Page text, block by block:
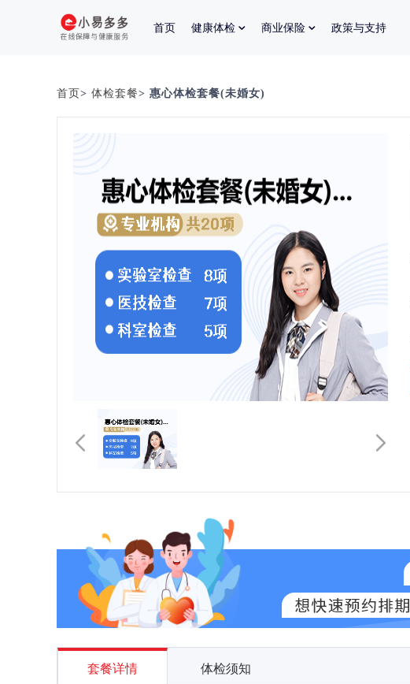
首页 健康体检 商业保险 政策与支持
首页> 体检套餐> 惠心体检套餐(未婚女)
套餐详情 体检须知